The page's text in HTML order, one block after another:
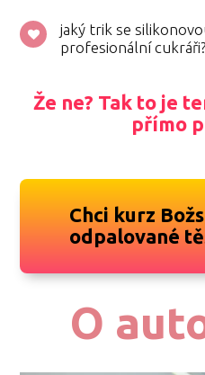
jaký trik se
profesionální cukráři?
Že ne? Tak to je
přímo
Chci kurz
odpalované
O